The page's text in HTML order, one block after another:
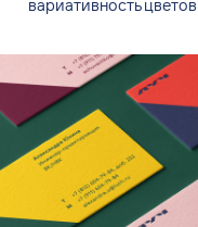
вариативность